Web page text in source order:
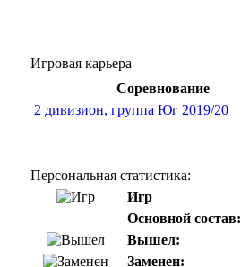
Игровая карьера
Соревнование
2 дивизион, группа Юг 2019/20
Персональная статистика:
Игр
Основной состав:
Вышел:
Заменен: